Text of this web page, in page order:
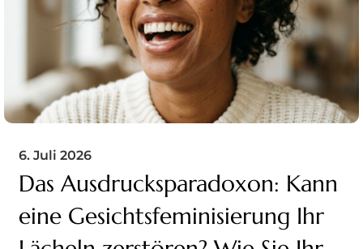
6. Juli 2026
Das Ausdrucksparadoxon: Kann
eine Gesichtsfeminisierung Ihr